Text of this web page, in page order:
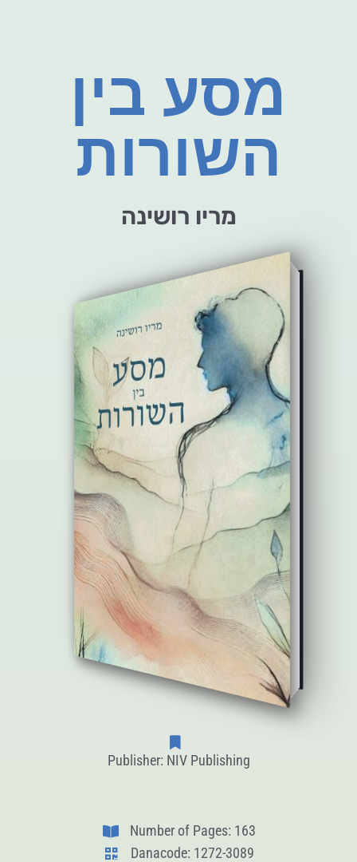
מסע בין
השורות
מריו רושינה
Publisher: NIV Publishing
Number of Pages: 163
Danacode: 1272-3089